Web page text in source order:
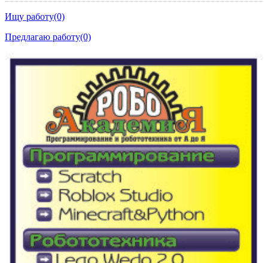
Ищу работу(0)
Предлагаю работу(0)